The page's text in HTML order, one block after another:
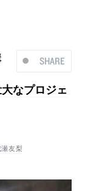
SHARE
なプロジェ
瀬友梨